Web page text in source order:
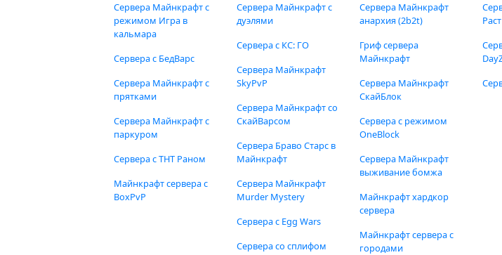
Сервера Майнкрафт с
режимом Игра в
кальмара
Сервера с БедВарс
Сервера Майнкрафт с
прятками
Сервера Майнкрафт с
паркуром
Сервера с ТНТ Раном
Майнкрафт сервера с
BoxPvP
Сервера Майнкрафт с
дуэлями
Сервера с КС: ГО
Сервера Майнкрафт
SkyPvP
Сервера Майнкрафт со
СкайВарсом
Сервера Браво Старс в
Майнкрафт
Сервера Майнкрафт
Murder Mystery
Сервера с Egg Wars
Сервера со сплифом
Сервера Майнкрафт
анархия (2b2t)
Гриф сервера
Майнкрафт
Сервера Майнкрафт
СкайБлок
Сервера с режимом
OneBlock
Сервера Майнкрафт
выживание бомжа
Майнкрафт хардкор
сервера
Майнкрафт сервера с
городами
Раст